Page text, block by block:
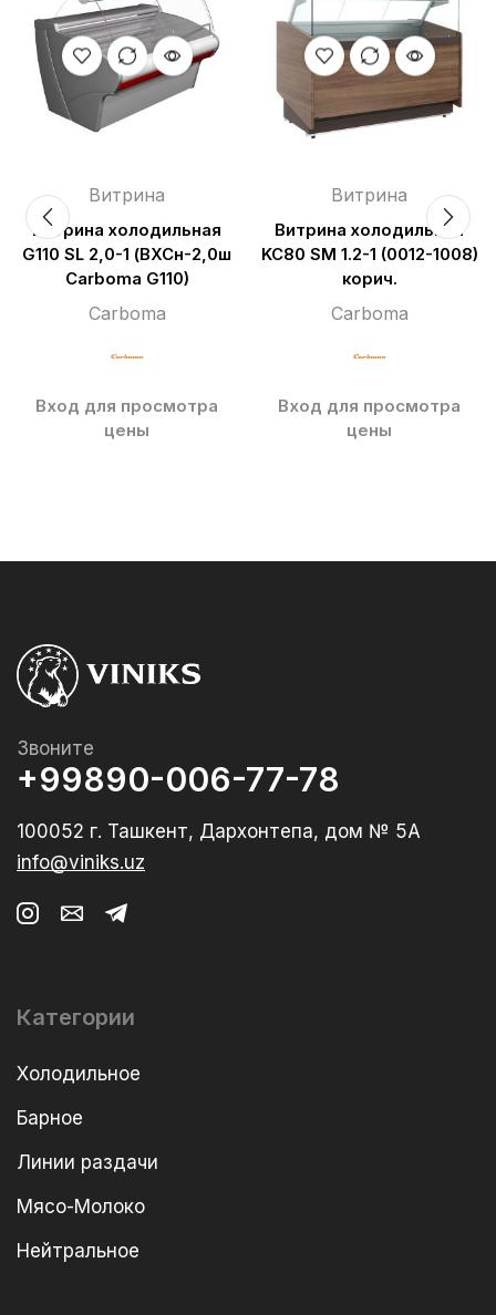
Витрина
Витрина холодильная
G110 SL 2,0-1 (ВХСн-2,0ш
Carboma G110)
Carboma
Вход для просмотра
цены
Витрина
Витрина холодильная
KC80 SM 1.2-1 (0012-1008)
корич.
Carboma
Вход для просмотра
цены
Звоните
+99890-006-77-78
100052 г. Ташкент, Дархонтепа, дом № 5А
info@viniks.uz
Категории
Холодильное
Барное
Линии раздачи
Мясо-Молоко
Нейтральное